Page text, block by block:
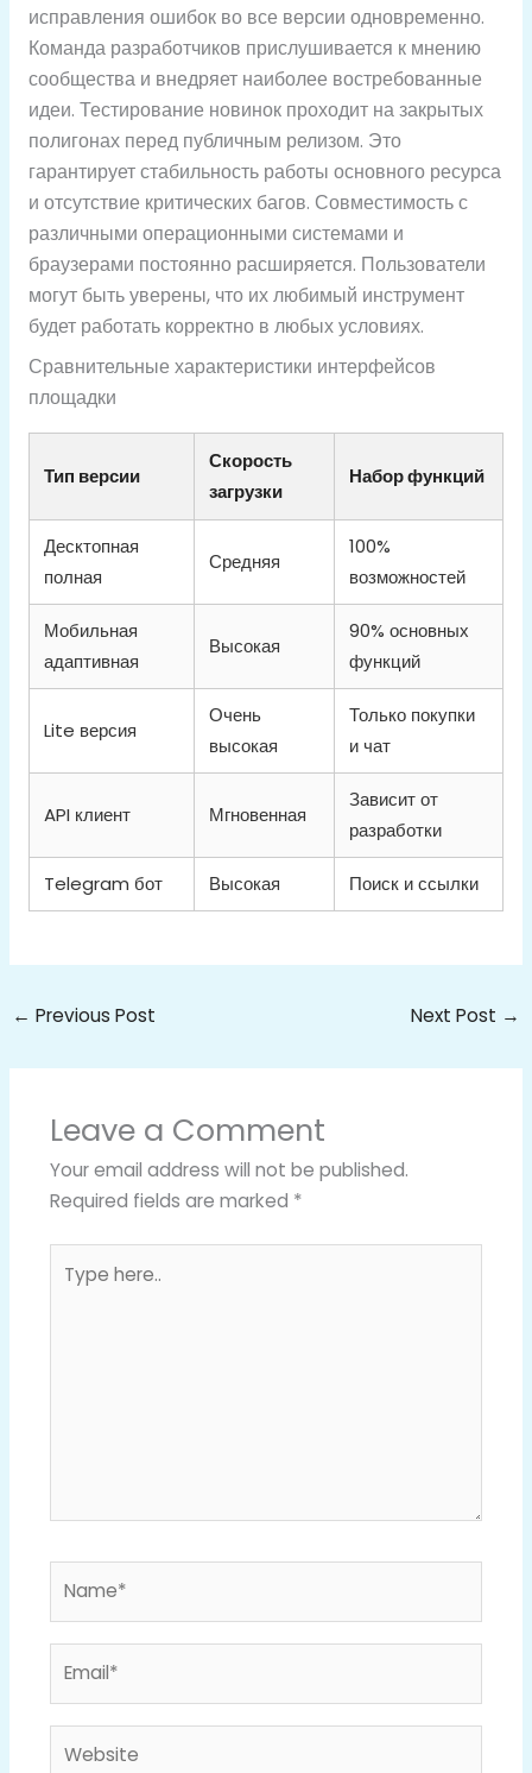
исправления ошибок во все версии одновременно.
Команда разработчиков прислушивается к мнению
сообщества и внедряет наиболее востребованные
идеи. Тестирование новинок проходит на закрытых
полигонах перед публичным релизом. Это
гарантирует стабильность работы основного ресурса
и отсутствие критических багов. Совместимость с
различными операционными системами и
браузерами постоянно расширяется. Пользователи
могут быть уверены, что их любимый инструмент
будет работать корректно в любых условиях.
Сравнительные характеристики интерфейсов
площадки
Тип версии
Скорость
загрузки
Набор функций
Десктопная
полная
Средняя
100%
возможностей
Мобильная
адаптивная
Высокая
90% основных
функций
Lite версия
Очень
высокая
Только покупки
и чат
API клиент Мгновенная
Зависит от
разработки
Telegram бот Высокая Поиск и ссылки
← Previous Post Next Post →
Leave a Comment
Your email address will not be published.
Required fields are marked *
here..